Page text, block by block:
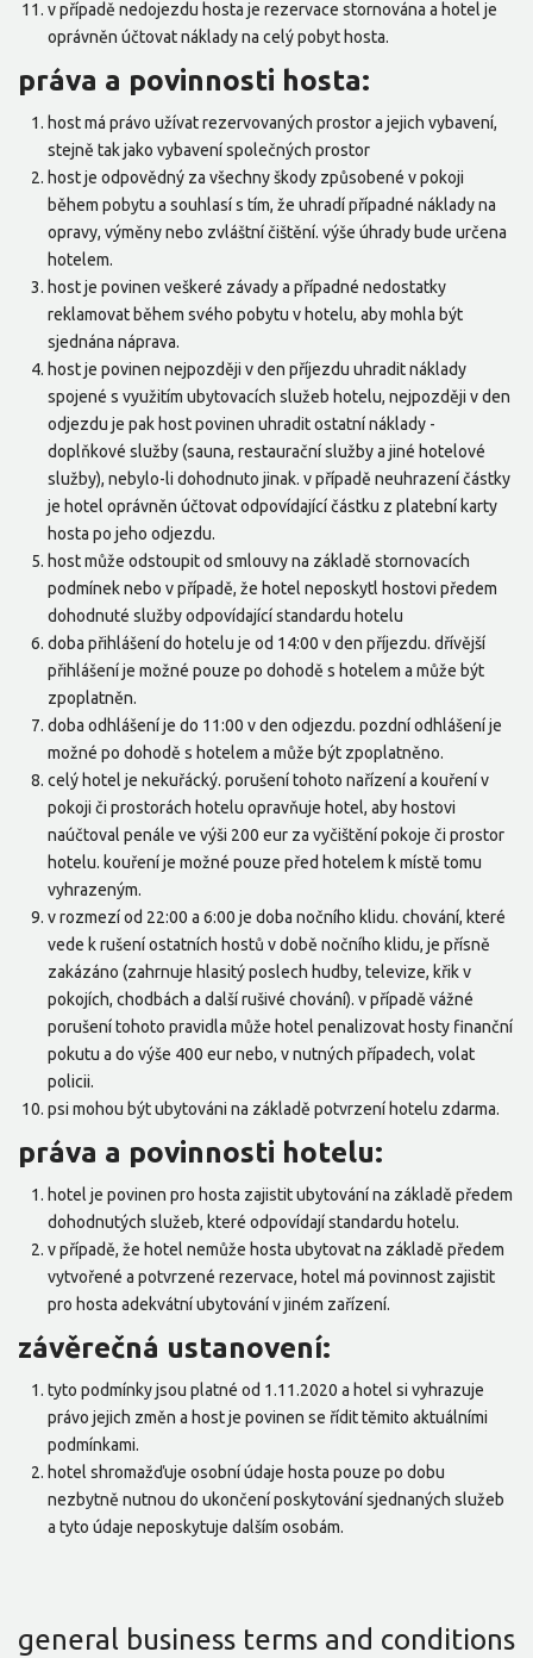
v případě nedojezdu hosta je rezervace stornována a hotel je
oprávněn účtovat náklady na celý pobyt hosta.
práva a povinnosti hosta:
host má právo užívat rezervovaných prostor a jejich vybavení,
stejně tak jako vybavení společných prostor
host je odpovědný za všechny škody způsobené v pokoji
během pobytu a souhlasí s tím, že uhradí případné náklady na
opravy, výměny nebo zvláštní čištění. výše úhrady bude určena
hotelem.
host je povinen veškeré závady a případné nedostatky
reklamovat během svého pobytu v hotelu, aby mohla být
sjednána náprava.
host je povinen nejpozději v den příjezdu uhradit náklady
spojené s využitím ubytovacích služeb hotelu, nejpozději v den
odjezdu je pak host povinen uhradit ostatní náklady -
doplňkové služby (sauna, restaurační služby a jiné hotelové
služby), nebylo-li dohodnuto jinak. v případě neuhrazení částky
je hotel oprávněn účtovat odpovídající částku z platební karty
hosta po jeho odjezdu.
host může odstoupit od smlouvy na základě stornovacích
podmínek nebo v případě, že hotel neposkytl hostovi předem
dohodnuté služby odpovídající standardu hotelu
doba přihlášení do hotelu je od 14:00 v den příjezdu. dřívější
přihlášení je možné pouze po dohodě s hotelem a může být
zpoplatněn.
doba odhlášení je do 11:00 v den odjezdu. pozdní odhlášení je
možné po dohodě s hotelem a může být zpoplatněno.
celý hotel je nekuřácký. porušení tohoto nařízení a kouření v
pokoji či prostorách hotelu opravňuje hotel, aby hostovi
naúčtoval penále ve výši 200 eur za vyčištění pokoje či prostor
hotelu. kouření je možné pouze před hotelem k místě tomu
vyhrazeným.
v rozmezí od 22:00 a 6:00 je doba nočního klidu. chování, které
vede k rušení ostatních hostů v době nočního klidu, je přísně
zakázáno (zahrnuje hlasitý poslech hudby, televize, křik v
pokojích, chodbách a další rušivé chování). v případě vážné
porušení tohoto pravidla může hotel penalizovat hosty finanční
pokutu a do výše 400 eur nebo, v nutných případech, volat
policii.
psi mohou být ubytováni na základě potvrzení hotelu zdarma.
práva a povinnosti hotelu:
hotel je povinen pro hosta zajistit ubytování na základě předem
dohodnutých služeb, které odpovídají standardu hotelu.
v případě, že hotel nemůže hosta ubytovat na základě předem
vytvořené a potvrzené rezervace, hotel má povinnost zajistit
pro hosta adekvátní ubytování v jiném zařízení.
závěrečná ustanovení:
tyto podmínky jsou platné od 1.11.2020 a hotel si vyhrazuje
právo jejich změn a host je povinen se řídit těmito aktuálními
podmínkami.
hotel shromažďuje osobní údaje hosta pouze po dobu
nezbytně nutnou do ukončení poskytování sjednaných služeb
a tyto údaje neposkytuje dalším osobám.
general business terms and conditions